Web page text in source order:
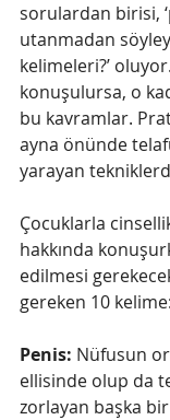
sorulardan birisi,
utanmadan
kelimeleri?’
konuşulursa, o
bu kavramlar.
ayna önünde
yarayan
Çocuklarla
hakkında
edilmesi
gereken 10 kelime:
Penis: Nüfusun
ellisinde olup da
zorlayan başka